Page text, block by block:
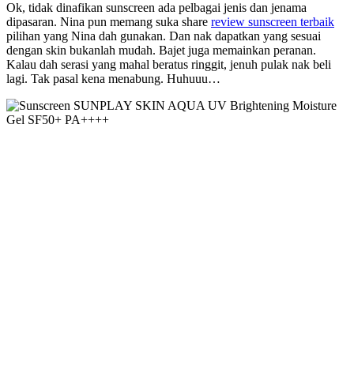
Ok, tidak dinafikan sunscreen ada pelbagai jenis dan jenama
dipasaran. Nina pun memang suka share review sunscreen terbaik
pilihan yang Nina dah gunakan. Dan nak dapatkan yang sesuai
dengan skin bukanlah mudah. Bajet juga memainkan peranan.
Kalau dah serasi yang mahal beratus ringgit, jenuh pulak nak beli
lagi. Tak pasal kena menabung. Huhuuu…